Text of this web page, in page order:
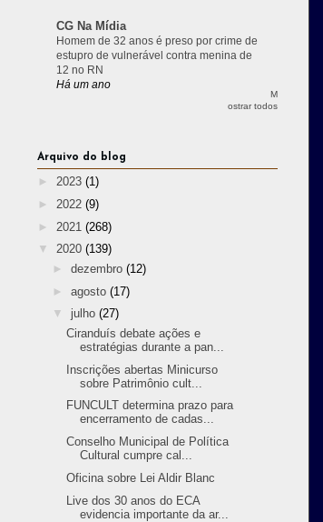
CG Na Mídia
Homem de 32 anos é preso por crime de
estupro de vulnerável contra menina de
12 no RN
Há um ano
M
ostrar todos
Arquivo do blog
► 2023 (1)
► 2022 (9)
► 2021 (268)
▼ 2020 (139)
► dezembro (12)
► agosto (17)
▼ julho (27)
Ciranduís debate ações e
estratégias durante a pan...
Inscrições abertas Minicurso
sobre Patrimônio cult...
FUNCULT determina prazo para
encerramento de cadas...
Conselho Municipal de Política
Cultural cumpre cal...
Oficina sobre Lei Aldir Blanc
Live dos 30 anos do ECA
evidencia importante da ar...